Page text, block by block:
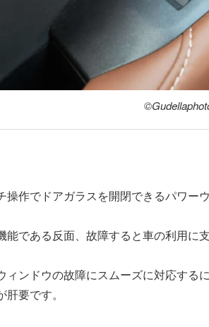
操作でドアガラスを開閉できるパワーウ
能である反面、故障すると車の利用に
ィンドウの故障にスムーズに対応する
肝要です。